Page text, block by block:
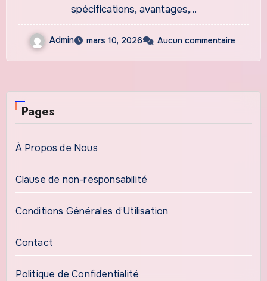
spécifications, avantages,…
Admin mars 10, 2026 Aucun commentaire
Pages
À Propos de Nous
Clause de non-responsabilité
Conditions Générales d’Utilisation
Contact
Politique de Confidentialité